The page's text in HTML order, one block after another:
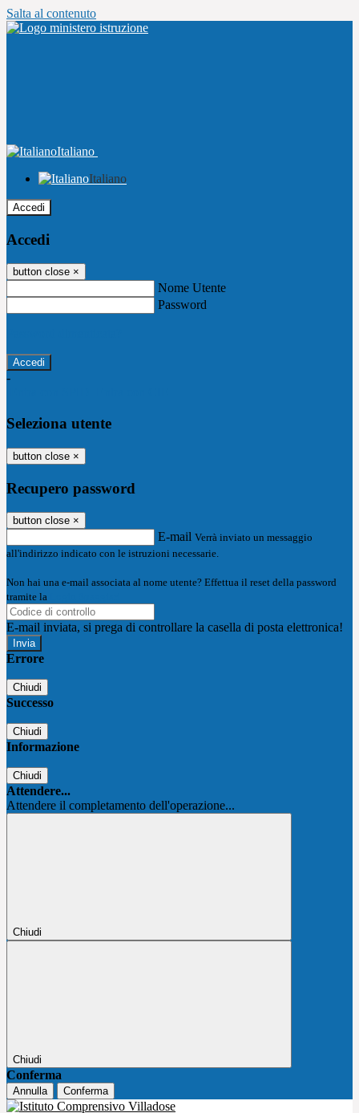
Salta al contenuto
Italiano
Italiano
Accedi
Accedi
button close ×
Nome Utente
Password
-
Seleziona utente
button close ×
Recupero password
button close ×
E-mail Verrà inviato un messaggio
all'indirizzo indicato con le istruzioni necessarie.
Non hai una e-mail associata al nome utente? Effettua il reset della password
tramite la
E-mail inviata, si prega di controllare la casella di posta elettronica!
Errore
Chiudi
Successo
Chiudi
Informazione
Chiudi
Attendere...
Attendere il completamento dell'operazione...
Chiudi
Chiudi
Conferma
Annulla Conferma